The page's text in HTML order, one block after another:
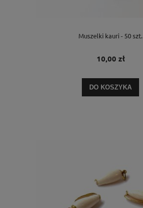
Muszelki kauri - 50 szt.
10,00 zł
DO KOSZYKA